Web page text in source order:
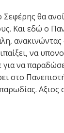
θα
Και εδώ ο
ανακινώντας
να
να
στο
Αξιος